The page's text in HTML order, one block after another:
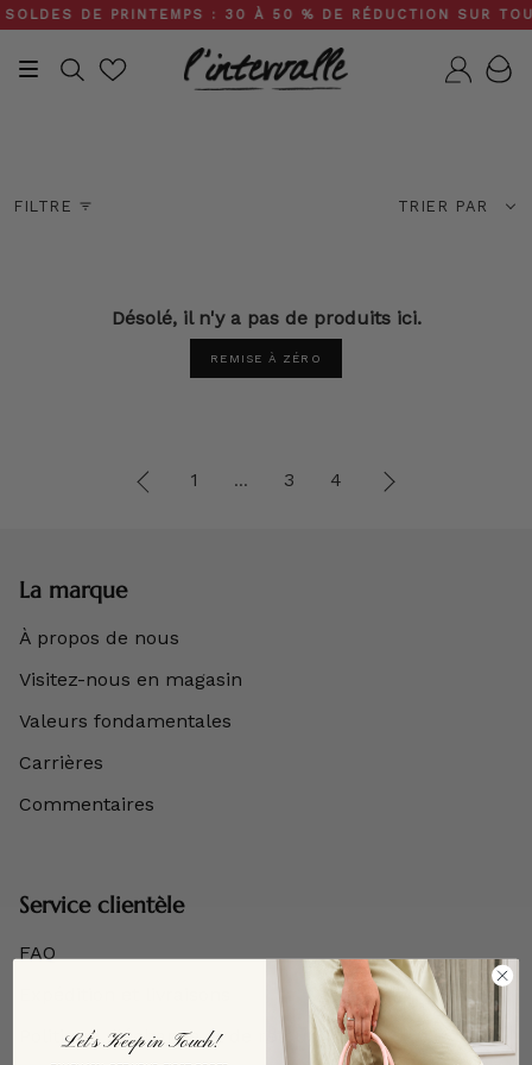
Skip
to
content
DE PRINTEMPS : 30 À 50 % DE RÉDUCTION SUR
Recherche
FILTRE
Trier
TRIER PAR
Désolé, il n'y a pas de produits ici.
REMISE À ZÉRO
1 ... 3 4 5
La marque
À propos de nous
Visitez-nous en magasin
Valeurs fondamentales
Carrières
Commentaires
Service clientèle
FAQ
Politique d'échange et de retour
Let’s Keep in Touch!